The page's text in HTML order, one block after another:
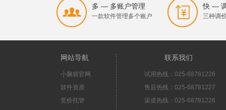
多 — 多账户管理
一款软件管理多个账户
快 —
三种调
网站导航
小脑袋官网
软件资质
竞价托管
联系我们
试用热线：025-68781226
售后热线：025-68781227
渠道热线：025-68781226